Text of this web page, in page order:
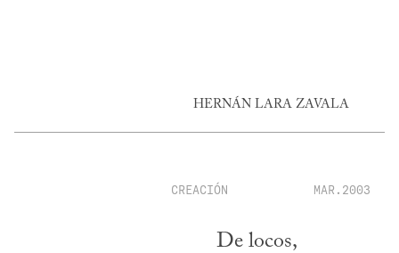
HERNÁN LARA ZAVALA
CREACIÓN MAR.2003
De locos,